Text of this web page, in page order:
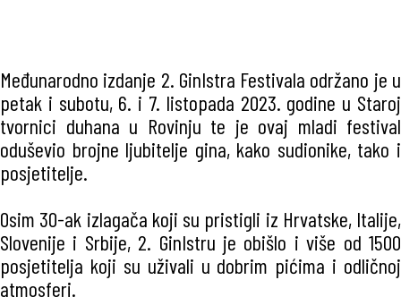
Međunarodno izdanje 2. GinIstra Festivala održano je u
petak i subotu, 6. i 7. listopada 2023. godine u Staroj
tvornici duhana u Rovinju te je ovaj mladi festival
oduševio brojne ljubitelje gina, kako sudionike, tako i
posjetitelje.
Osim 30-ak izlagača koji su pristigli iz Hrvatske, Italije,
Slovenije i Srbije, 2. GinIstru je obišlo i više od 1500
posjetitelja koji su uživali u dobrim pićima i odličnoj
atmosferi.